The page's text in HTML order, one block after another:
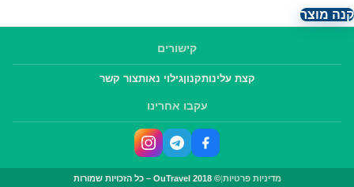
קנה מוצר
קישורים
קצת עלינותקנוןגילוי נאותצור קשר
עקבו אחרינו
מדיניות פרטיות|© OuTravel 2018 – כל הזכויות שמורות